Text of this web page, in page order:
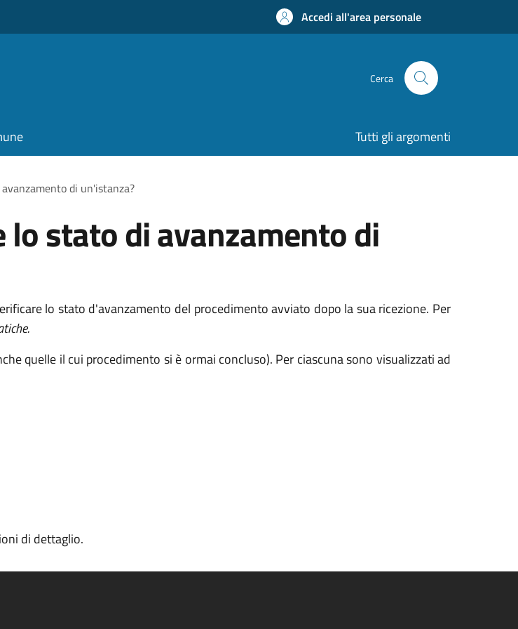
Accedi all'area personale
Cerca
Tutti gli argomenti
di un'istanza?
lo stato di avanzamento di
lo stato d'avanzamento del procedimento avviato dopo la sua ricezione. Per
quelle il cui procedimento si è ormai concluso). Per ciascuna sono visualizzati ad
di dettaglio.